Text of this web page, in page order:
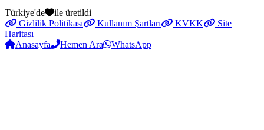
Türkiye'de
ile üretildi
Gizlilik Politikası
Kullanım Şartları KVKK
Site
Haritası
Anasayfa
Hemen Ara WhatsApp